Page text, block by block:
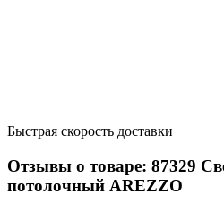
Быстрая скорость доставки
Отзывы о товаре: 87329
потолочный AREZZO